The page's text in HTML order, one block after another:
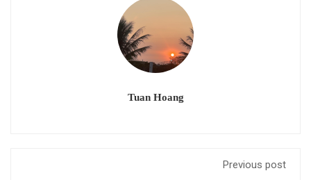
Tuan Hoang
Previous post